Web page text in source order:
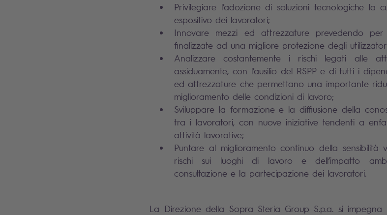
Privilegiare l’adozione di soluzioni tecnologiche la
espositivo dei lavoratori;
Innovare mezzi ed attrezzature prevedendo per
finalizzate ad una migliore protezione degli
Analizzare costantemente i rischi legati alle
assiduamente, con l’ausilio del RSPP e di tutti i
ed attrezzature che permettano una importante
miglioramento delle condizioni di lavoro;
Sviluppare la formazione e la diffiusione della
tra i lavoratori, con nuove iniziative tendenti a
attività lavorative;
Puntare al miglioramento continuo della
rischi sui luoghi di lavoro e dell’impatto
consultazione e la partecipazione dei lavoratori.
La Direzione della Sopra Steria Group S.p.a. si